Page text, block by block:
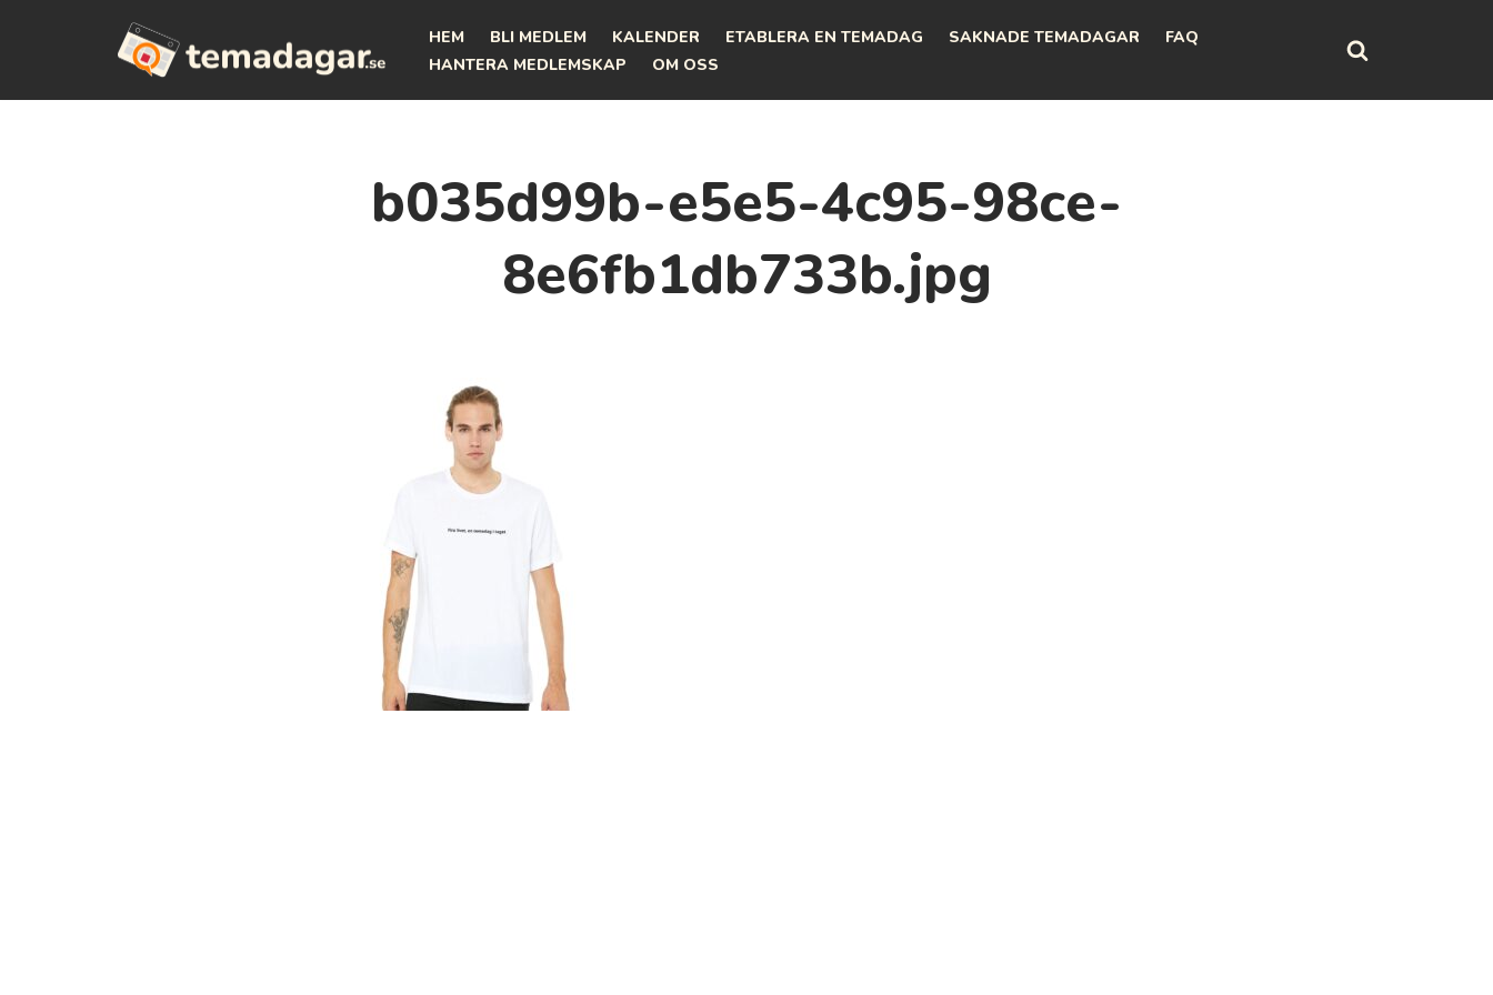
HEM BLI MEDLEM KALENDER ETABLERA EN TEMADAG SAKNADE TEMADAGAR
FAQ
HANTERA MEDLEMSKAP
OM OSS
b035d99b-e5e5-4c95-98ce-
8e6fb1db733b.jpg